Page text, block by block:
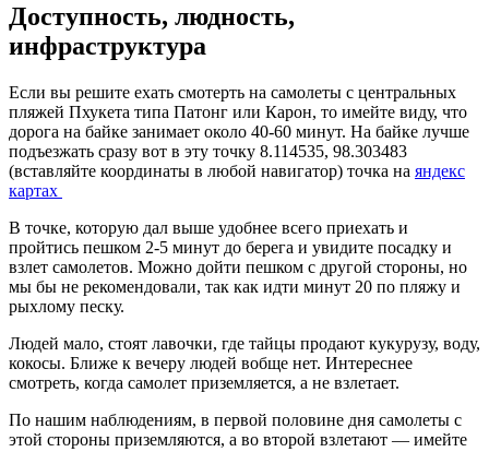
Доступность, людность,
инфраструктура
Если вы решите ехать смотерть на самолеты с центральных
пляжей Пхукета типа Патонг или Карон, то имейте виду, что
дорога на байке занимает около 40-60 минут. На байке лучше
подъезжать сразу вот в эту точку 8.114535, 98.303483
(вставляйте координаты в любой навигатор) точка на яндекс
картах
В точке, которую дал выше удобнее всего приехать и
пройтись пешком 2-5 минут до берега и увидите посадку и
взлет самолетов. Можно дойти пешком с другой стороны, но
мы бы не рекомендовали, так как идти минут 20 по пляжу и
рыхлому песку.
Людей мало, стоят лавочки, где тайцы продают кукурузу, воду,
кокосы. Ближе к вечеру людей вобще нет. Интереснее
смотреть, когда самолет приземляется, а не взлетает.
По нашим наблюдениям, в первой половине дня самолеты с
этой стороны приземляются, а во второй взлетают — имейте